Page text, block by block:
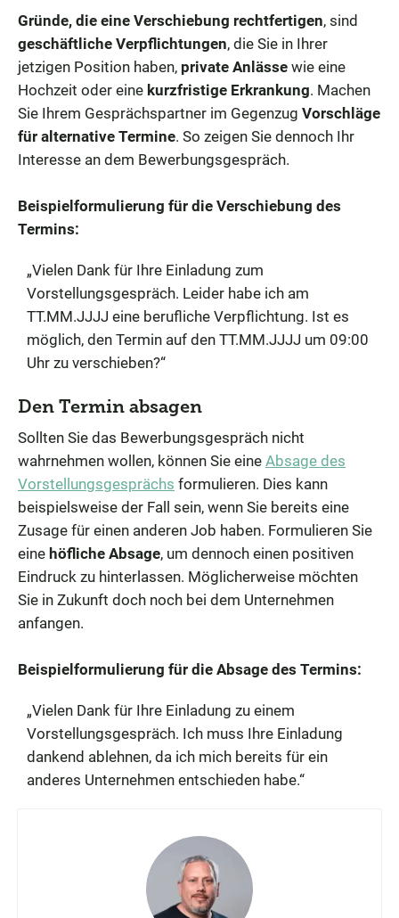
Gründe, die eine Verschiebung rechtfertigen, sind
geschäftliche Verpflichtungen, die Sie in Ihrer
jetzigen Position haben, private Anlässe wie eine
Hochzeit oder eine kurzfristige Erkrankung. Machen
Sie Ihrem Gesprächspartner im Gegenzug Vorschläge
für alternative Termine. So zeigen Sie dennoch Ihr
Interesse an dem Bewerbungsgespräch.
Beispielformulierung für die Verschiebung des
Termins:
„Vielen Dank für Ihre Einladung zum
Vorstellungsgespräch. Leider habe ich am
TT.MM.JJJJ eine berufliche Verpflichtung. Ist es
möglich, den Termin auf den TT.MM.JJJJ um 09:00
Uhr zu verschieben?“
Den Termin absagen
Sollten Sie das Bewerbungsgespräch nicht
wahrnehmen wollen, können Sie eine Absage des
Vorstellungsgesprächs formulieren. Dies kann
beispielsweise der Fall sein, wenn Sie bereits eine
Zusage für einen anderen Job haben. Formulieren Sie
eine höfliche Absage, um dennoch einen positiven
Eindruck zu hinterlassen. Möglicherweise möchten
Sie in Zukunft doch noch bei dem Unternehmen
anfangen.
Beispielformulierung für die Absage des Termins:
„Vielen Dank für Ihre Einladung zu einem
Vorstellungsgespräch. Ich muss Ihre Einladung
dankend ablehnen, da ich mich bereits für ein
anderes Unternehmen entschieden habe.“